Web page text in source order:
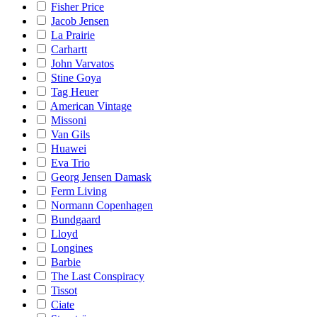
Fisher Price
Jacob Jensen
La Prairie
Carhartt
John Varvatos
Stine Goya
Tag Heuer
American Vintage
Missoni
Van Gils
Huawei
Eva Trio
Georg Jensen Damask
Ferm Living
Normann Copenhagen
Bundgaard
Lloyd
Longines
Barbie
The Last Conspiracy
Tissot
Ciate